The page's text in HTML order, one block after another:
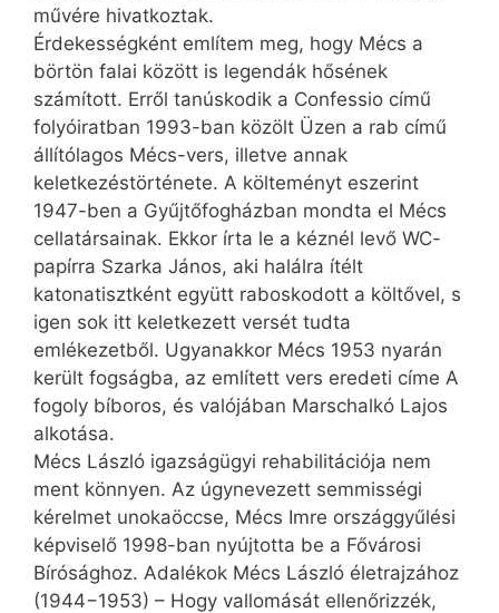
művére hivatkoztak.
Érdekességként említem meg, hogy Mécs a
börtön falai között is legendák hősének
számított. Erről tanúskodik a Confessio című
folyóiratban 1993-ban közölt Üzen a rab című
állítólagos Mécs-vers, illetve annak
keletkezéstörténete. A költeményt eszerint
1947-ben a Gyűjtőfogházban mondta el Mécs
cellatársainak. Ekkor írta le a kéznél levő WC-
papírra Szarka János, aki halálra ítélt
katonatisztként együtt raboskodott a költővel, s
igen sok itt keletkezett versét tudta
emlékezetből. Ugyanakkor Mécs 1953 nyarán
került fogságba, az említett vers eredeti címe A
fogoly bíboros, és valójában Marschalkó Lajos
alkotása.
Mécs László igazságügyi rehabilitációja nem
ment könnyen. Az úgynevezett semmisségi
kérelmet unoka­öccse, Mécs Imre országgyűlési
képviselő 1998-ban nyújtotta be a Fővárosi
Bírósághoz. Adalékok Mécs László életrajzához
(1944−1953) – Hogy vallomását ellenőrizzék,